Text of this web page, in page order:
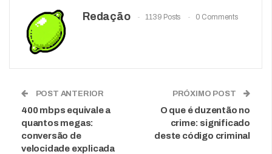
Redação 1139 Posts 0 Comments
POST ANTERIOR
400 mbps equivale a
quantos megas:
conversão de
velocidade explicada
PRÓXIMO POST
O que é duzentão no
crime: significado
deste código criminal